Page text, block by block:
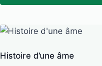
Histoire d’une âme